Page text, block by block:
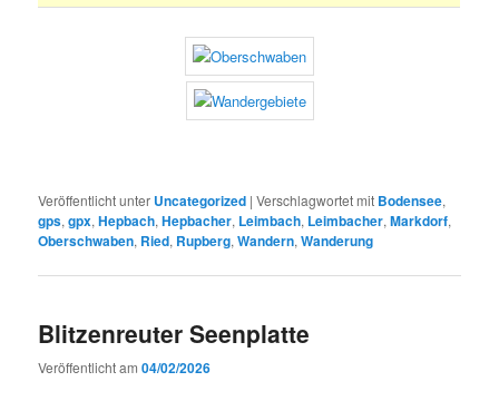
Veröffentlicht unter Uncategorized |Verschlagwortet mit Bodensee,
gps,gpx,Hepbach,Hepbacher, Leimbach, Leimbacher,Markdorf,
Oberschwaben, Ried, Rupberg,Wandern,Wanderung
Blitzenreuter Seenplatte
Veröffentlicht am04/02/2026